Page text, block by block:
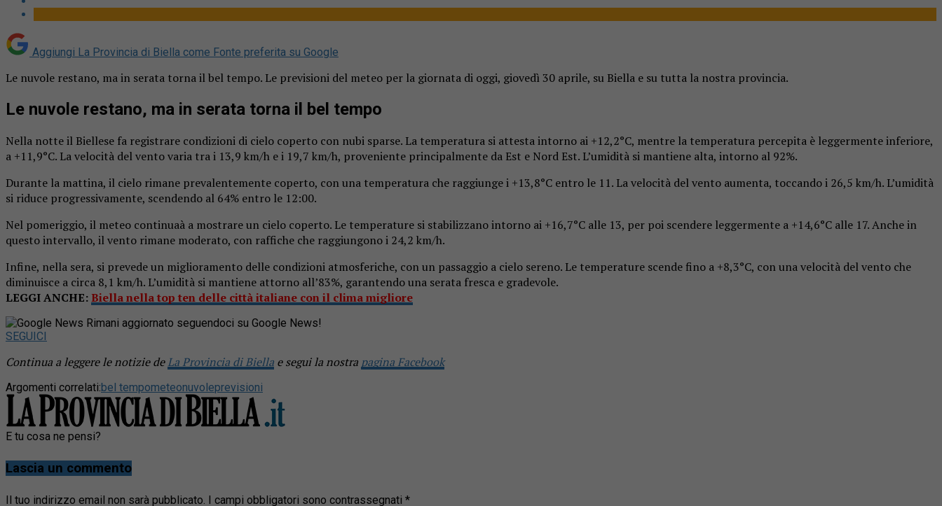
Aggiungi La Provincia di Biella come Fonte preferita su Google
Le nuvole restano, ma in serata torna il bel tempo. Le previsioni del meteo per la giornata di oggi, giovedì 30 aprile, su Biella e su tutta la nostra provincia.
Le nuvole restano, ma in serata torna il bel tempo
Nella notte il Biellese fa registrare condizioni di cielo coperto con nubi sparse. La temperatura si attesta intorno ai +12,2°C, mentre la temperatura percepita è leggermente inferiore,
a +11,9°C. La velocità del vento varia tra i 13,9 km/h e i 19,7 km/h, proveniente principalmente da Est e Nord Est. L’umidità si mantiene alta, intorno al 92%.
Durante la mattina, il cielo rimane prevalentemente coperto, con una temperatura che raggiunge i +13,8°C entro le 11. La velocità del vento aumenta, toccando i 26,5 km/h. L’umidità
si riduce progressivamente, scendendo al 64% entro le 12:00.
Nel pomeriggio, il meteo continuaà a mostrare un cielo coperto. Le temperature si stabilizzano intorno ai +16,7°C alle 13, per poi scendere leggermente a +14,6°C alle 17. Anche in
questo intervallo, il vento rimane moderato, con raffiche che raggiungono i 24,2 km/h.
Infine, nella sera, si prevede un miglioramento delle condizioni atmosferiche, con un passaggio a cielo sereno. Le temperature scende fino a +8,3°C, con una velocità del vento che
diminuisce a circa 8,1 km/h. L’umidità si mantiene attorno all’83%, garantendo una serata fresca e gradevole.
LEGGI ANCHE: Biella nella top ten delle città italiane con il clima migliore
Rimani aggiornato seguendoci su Google News!
SEGUICI
Continua a leggere le notizie deLa Provincia di Biella e segui la nostra pagina Facebook
Argomenti correlati:bel tempometeonuvoleprevisioni
E tu cosa ne pensi?
Lascia un commento
Il tuo indirizzo email non sarà pubblicato. I campi obbligatori sono contrassegnati *